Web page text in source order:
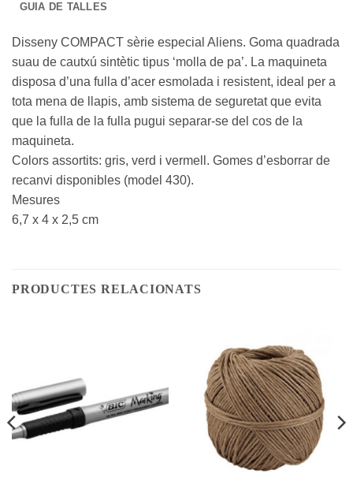
GUIA DE TALLES
Disseny COMPACT sèrie especial Aliens. Goma quadrada
suau de cautxú sintètic tipus ‘molla de pa’. La maquineta
disposa d’una fulla d’acer esmolada i resistent, ideal per a
tota mena de llapis, amb sistema de seguretat que evita
que la fulla de la fulla pugui separar-se del cos de la
maquineta.
Colors assortits: gris, verd i vermell. Gomes d’esborrar de
recanvi disponibles (model 430).
Mesures
6,7 x 4 x 2,5 cm
PRODUCTES RELACIONATS